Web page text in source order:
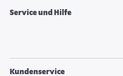
Service und Hilfe
Kundenservice